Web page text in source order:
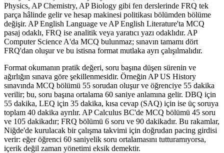
Physics, AP Chemistry, AP Biology gibi fen derslerinde FRQ tek
parça hâlinde gelir ve hesap makinesi politikası bölümden bölüme
değişir. AP English Language ve AP English Literature'ta MCQ
pasaj odaklı, FRQ ise analitik veya yaratıcı yazı odaklıdır. AP
Computer Science A'da MCQ bulunmaz; sınavın tamamı dört
FRQ'dan oluşur ve bu istisna format mutlaka ayrı çalışılmalıdır.
Format okumanın pratik değeri, soru başına düşen sürenin ve
ağırlığın sınava göre şekillenmesidir. Örneğin AP US History
sınavında MCQ bölümü 55 sorudan oluşur ve öğrenciye 55 dakika
verilir; bu, soru başına ortalama 60 saniye anlamına gelir. DBQ için
55 dakika, LEQ için 35 dakika, kısa cevap (SAQ) için ise üç soruya
toplam 40 dakika ayrılır. AP Calculus BC'de MCQ bölümü 45 soru
ve 105 dakikadır; FRQ bölümü 6 soru ve 90 dakikadır. Bu rakamlar,
Niğde'de kurulacak bir çalışma takvimi için doğrudan pacing girdisi
verir: eğer öğrenci 60 saniyelik soru ortalamasını tutturamıyorsa,
içerik değil zaman yönetimi eksik demektir.